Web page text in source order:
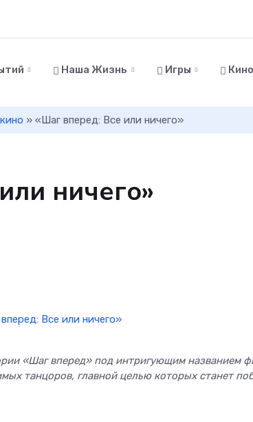
Наша Жизнь Игры Кино
» «Шаг вперед: Все или ничего»
ничего»
«Шаг вперед» под интригующим названием
танцоров, главной целью которых станет